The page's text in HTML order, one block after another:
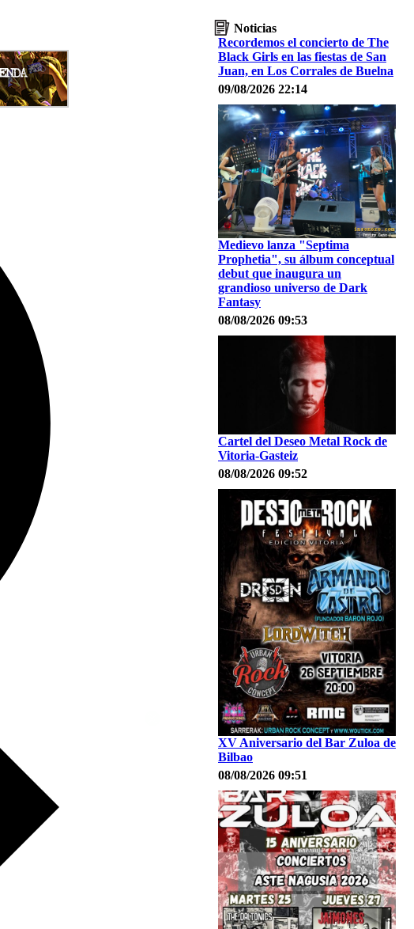
Noticias
Recordemos el concierto de The
Black Girls en las fiestas de San
Juan, en Los Corrales de Buelna
09/08/2026 22:14
Medievo lanza "Septima
Prophetia", su álbum conceptual
debut que inaugura un
grandioso universo de Dark
Fantasy
08/08/2026 09:53
Cartel del Deseo Metal Rock de
Vitoria-Gasteiz
08/08/2026 09:52
XV Aniversario del Bar Zuloa de
Bilbao
08/08/2026 09:51